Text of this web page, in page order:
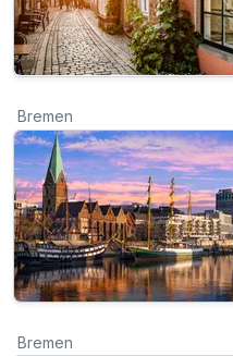
Bremen
Bremen